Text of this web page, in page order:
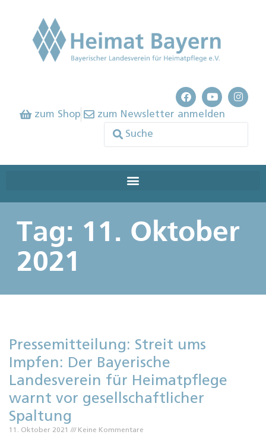
zum Shop zum Newsletter anmelden
Tag: 11. Oktober
2021
Pressemitteilung: Streit ums
Impfen: Der Bayerische
Landesverein für Heimatpflege
warnt vor gesellschaftlicher
Spaltung
11. Oktober 2021 Keine Kommentare